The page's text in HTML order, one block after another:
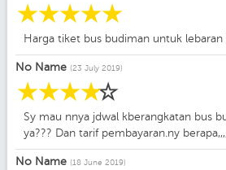
☆
☆
☆
☆
☆
Harga tiket bus budiman untuk
No Name (23 July 2019)
☆
☆
☆
☆
☆
Sy mau nnya jdwal kberangkatan bus
ya??? Dan tarif pembayaran.ny
No Name (18 June 2019)